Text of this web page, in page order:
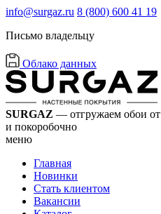
info@surgaz.ru 8 (800) 600 41 19
Письмо владельцу
Облако данных
SURGAZ — отгружаем обои от
и покоробочно
меню
Главная
Новинки
Стать клиентом
Вакансии